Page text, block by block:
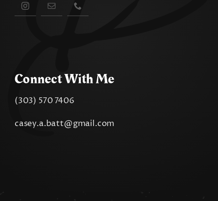
Connect With Me
(303) 570 7406
casey.a.batt@gmail.com